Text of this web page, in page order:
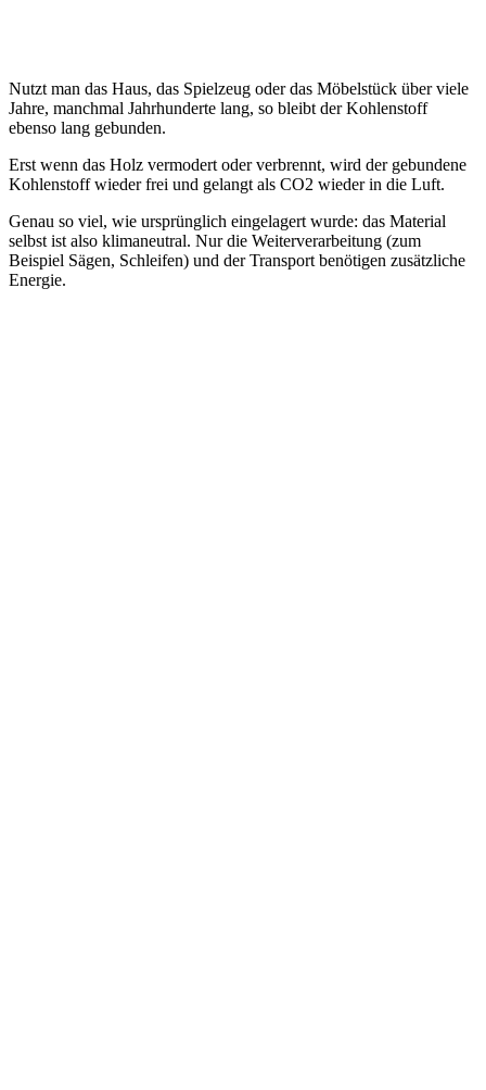
Nutzt man das Haus, das Spielzeug oder das Möbelstück über viele
Jahre, manchmal Jahrhunderte lang, so bleibt der Kohlenstoff
ebenso lang gebunden.
Erst wenn das Holz vermodert oder verbrennt, wird der gebundene
Kohlenstoff wieder frei und gelangt als CO2 wieder in die Luft.
Genau so viel, wie ursprünglich eingelagert wurde: das Material
selbst ist also klimaneutral. Nur die Weiterverarbeitung (zum
Beispiel Sägen, Schleifen) und der Transport benötigen zusätzliche
Energie.